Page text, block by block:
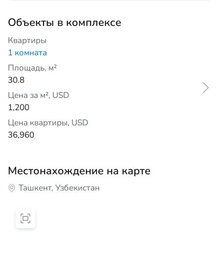
Объекты в комплексе
Квартиры
1 комната
Площадь, м²
30.8
Цена за м², USD
1,200
Цена квартиры, USD
36,960
Местонахождение на карте
Ташкент, Узбекистан